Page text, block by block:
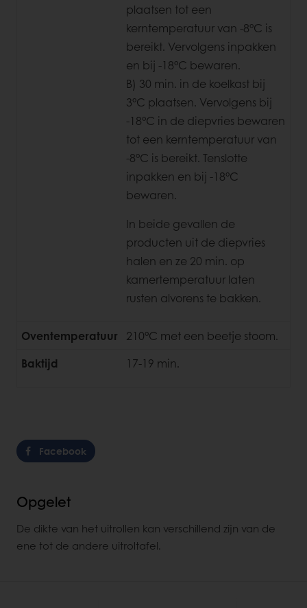
plaatsen tot een
kerntemperatuur van -8°C is
bereikt. Vervolgens inpakken
en bij -18°C bewaren.
B) 30 min. in de koelkast bij
3°C plaatsen. Vervolgens bij
-18°C in de diepvries bewaren
tot een kerntemperatuur van
-8°C is bereikt. Tenslotte
inpakken en bij -18°C
bewaren.
In beide gevallen de
producten uit de diepvries
halen en ze 20 min. op
kamertemperatuur laten
rusten alvorens te bakken.
Oventemperatuur
210°C met een beetje stoom.
Baktijd
17-19 min.
Facebook
Opgelet
De dikte van het uitrollen kan verschillend zijn van de
ene tot de andere uitroltafel.